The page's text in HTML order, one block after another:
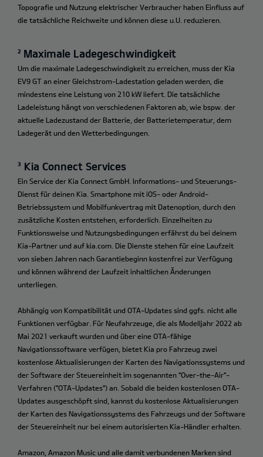
Topografie und Nutzung elektrischer Verbraucher haben Einfluss auf
die tatsächliche Reichweite und können diese u.U. reduzieren.
² Maximale Ladegeschwindigkeit
Um die maximale Ladegeschwindigkeit zu erreichen, muss der Kia
EV9 GT an einer Gleichstrom-Ladestation geladen werden, die
mindestens eine Leistung von 210 kW liefert. Die tatsächliche
Ladeleistung hängt von verschiedenen Faktoren ab, wie bspw. der
aktuelle Ladezustand der Batterie, der Batterietemperatur, dem
Ladegerät und den Wetterbedingungen.
³ Kia Connect Services
Ein Service der Kia Connect GmbH. Informations- und Steuerungs-
Dienst für deinen Kia. Smartphone mit iOS- oder Android-
Betriebssystem und Mobilfunkvertrag mit Datenoption, durch den
zusätzliche Kosten entstehen, erforderlich. Einzelheiten zu
Funktionsweise und Nutzungsbedingungen erfährst du bei deinem
Kia-Partner und auf kia.com. Die Dienste stehen für eine Laufzeit
von sieben Jahren nach Garantiebeginn kostenfrei zur Verfügung
und können während der Laufzeit inhaltlichen Änderungen
unterliegen.
Abhängig von Kompatibilität und OTA-Updates sind ggfs. nicht alle
Funktionen verfügbar. Für Neufahrzeuge, die als Modelljahr 2022 ab
Mai 2021 verkauft wurden und über eine OTA-fähige
Navigationssoftware verfügen, bietet Kia pro Fahrzeug zwei
kostenlose Aktualisierungen der Karten des Navigationssystems und
der Software der Steuereinheit im sogenannten "Over-the-Air"-
Verfahren ("OTA-Updates") an. Sobald die beiden kostenlosen OTA-
Updates ausgeschöpft sind, kannst du kostenlose Aktualisierungen
der Karten des Navigationssystems des Fahrzeugs und der Software
der Steuereinheit nur bei einem autorisierten Kia-Händler erhalten.
Amazon, Amazon Music und alle damit verbundenen Marken sind